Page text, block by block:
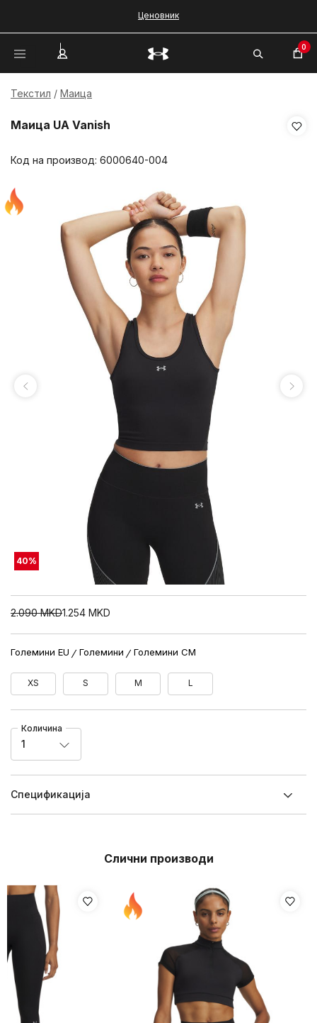
Ценовник
0
Текстил Маица
Маица UA Vanish
Код на производ: 6000640-004
40%
2.090 MKD1.254 MKD
Големини EU Големини Големини CM
XS S M L
Количина
1
Спецификацијa
Слични производи